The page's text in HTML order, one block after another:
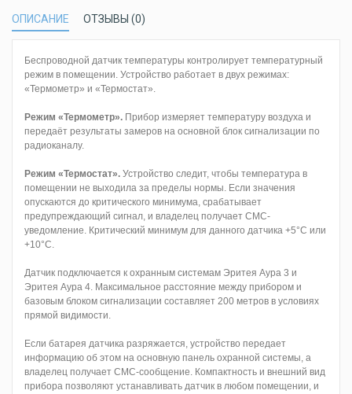
ОПИСАНИЕ ОТЗЫВЫ (0)
Беспроводной датчик температуры контролирует температурный
режим в помещении. Устройство работает в двух режимах:
«Термометр» и «Термостат».
Режим «Термометр». Прибор измеряет температуру воздуха и
передаёт результаты замеров на основной блок сигнализации по
радиоканалу.
Режим «Термостат». Устройство следит, чтобы температура в
помещении не выходила за пределы нормы. Если значения
опускаются до критического минимума, срабатывает
предупреждающий сигнал, и владелец получает СМС-
уведомление. Критический минимум для данного датчика +5°С или
+10°С.
Датчик подключается к охранным системам Эритея Аура 3 и
Эритея Аура 4. Максимальное расстояние между прибором и
базовым блоком сигнализации составляет 200 метров в условиях
прямой видимости.
Если батарея датчика разряжается, устройство передает
информацию об этом на основную панель охранной системы, а
владелец получает СМС-сообщение. Компактность и внешний вид
прибора позволяют устанавливать датчик в любом помещении, и